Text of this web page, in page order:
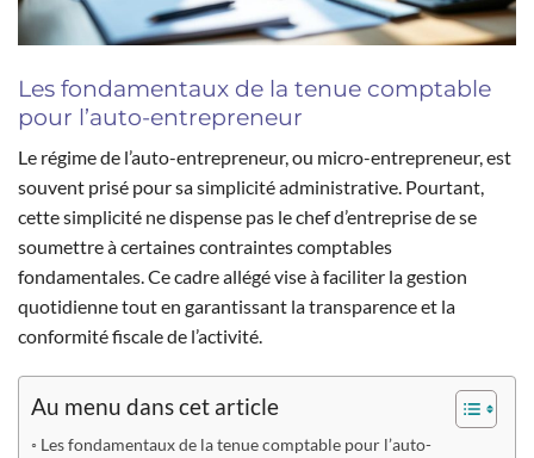
Les fondamentaux de la tenue comptable
pour l’auto-entrepreneur
Le régime de l’auto-entrepreneur, ou micro-entrepreneur, est
souvent prisé pour sa simplicité administrative. Pourtant,
cette simplicité ne dispense pas le chef d’entreprise de se
soumettre à certaines contraintes comptables
fondamentales. Ce cadre allégé vise à faciliter la gestion
quotidienne tout en garantissant la transparence et la
conformité fiscale de l’activité.
Au menu dans cet article
Les fondamentaux de la tenue comptable pour l’auto-